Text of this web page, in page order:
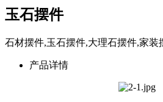
玉石摆件
石材摆件,玉石摆件,大理石摆件,家装
产品详情